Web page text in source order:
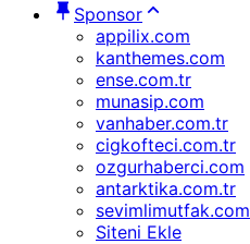
Sponsor
appilix.com
kanthemes.com
ense.com.tr
munasip.com
vanhaber.com.tr
cigkofteci.com.tr
ozgurhaberci.com
antarktika.com.tr
sevimlimutfak.com
Siteni Ekle